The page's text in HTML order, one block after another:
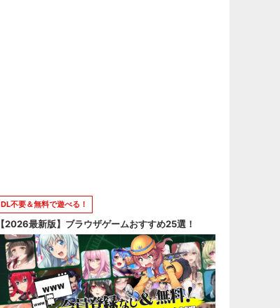
DL不要＆無料で遊べる！
【2026最新版】ブラウザゲームおすすめ25選！